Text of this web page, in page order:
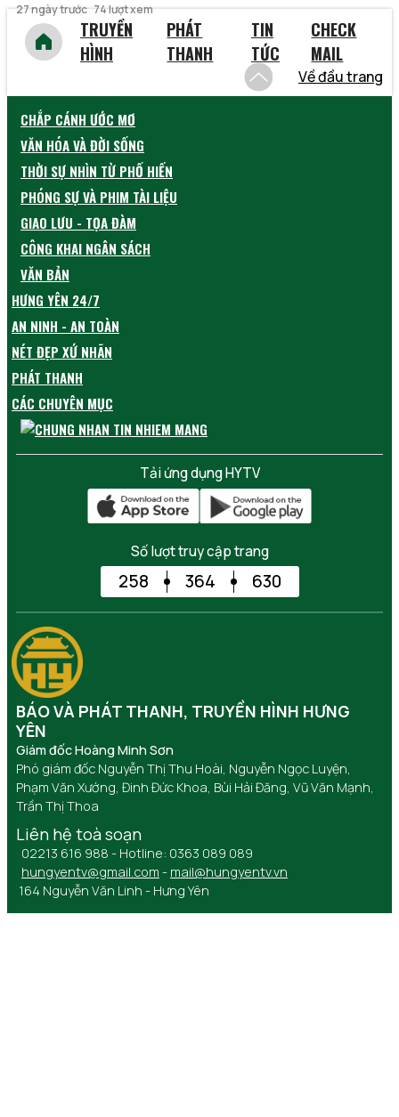
27 ngày trước 74 lượt xem
TRUYỀN
HÌNH
PHÁT
THANH
TIN
TỨC
CHECK
MAIL
Về đầu trang
CHẮP CÁNH ƯỚC MƠ
VĂN HÓA VÀ ĐỜI SỐNG
THỜI SỰ NHÌN TỪ PHỐ HIẾN
PHÓNG SỰ VÀ PHIM TÀI LIỆU
GIAO LƯU - TỌA ĐÀM
CÔNG KHAI NGÂN SÁCH
VĂN BẢN
HƯNG YÊN 24/7
AN NINH - AN TOÀN
NÉT ĐẸP XỨ NHÃN
PHÁT THANH
CÁC CHUYÊN MỤC
Tải ứng dụng HYTV
Số lượt truy cập trang
258 364 630
BÁO VÀ PHÁT THANH, TRUYỀN HÌNH HƯNG
YÊN
Giám đốc Hoàng Minh Sơn
Phó giám đốc Nguyễn Thị Thu Hoài, Nguyễn Ngọc Luyện,
Phạm Văn Xướng, Đinh Đức Khoa, Bùi Hải Đăng, Vũ Văn Mạnh,
Trần Thị Thoa
Liên hệ toà soạn
02213 616 988 - Hotline: 0363 089 089
hungyentv@gmail.com - mail@hungyentv.vn
164 Nguyễn Văn Linh - Hưng Yên